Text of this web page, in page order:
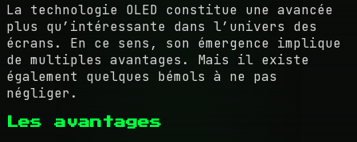
La technologie OLED constitue une avancée
plus qu’intéressante dans l’univers des
écrans. En ce sens, son émergence implique
de multiples avantages. Mais il existe
également quelques bémols à ne pas
négliger.
Les avantages